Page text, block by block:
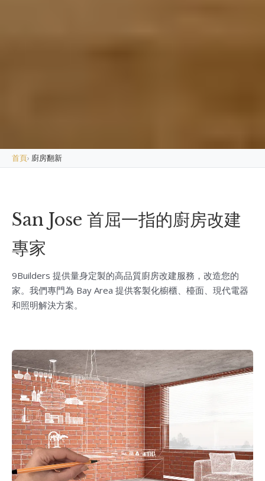
首頁› 廚房翻新
San Jose 首屈一指的廚房改建
專家
9Builders 提供量身定製的高品質廚房改建服務，改造您的
家。我們專門為 Bay Area 提供客製化櫥櫃、檯面、現代電器
和照明解決方案。